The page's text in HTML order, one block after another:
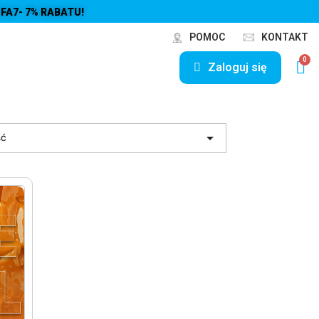
7% RABATU!
POMOC KONTAKT
Zaloguj się
